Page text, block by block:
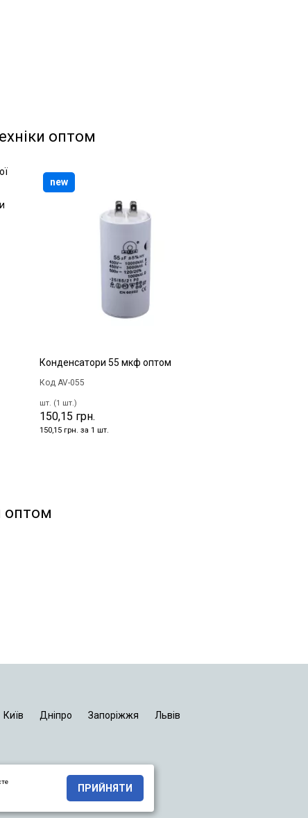
оптом
Конденсатори 55 мкф оптом
Код AV-055
шт. (1 шт.)
150,15 грн.
150,15 грн. за 1 шт.
new
оптом
Київ Дніпро Запоріжжя Львів
ПРИЙНЯТИ